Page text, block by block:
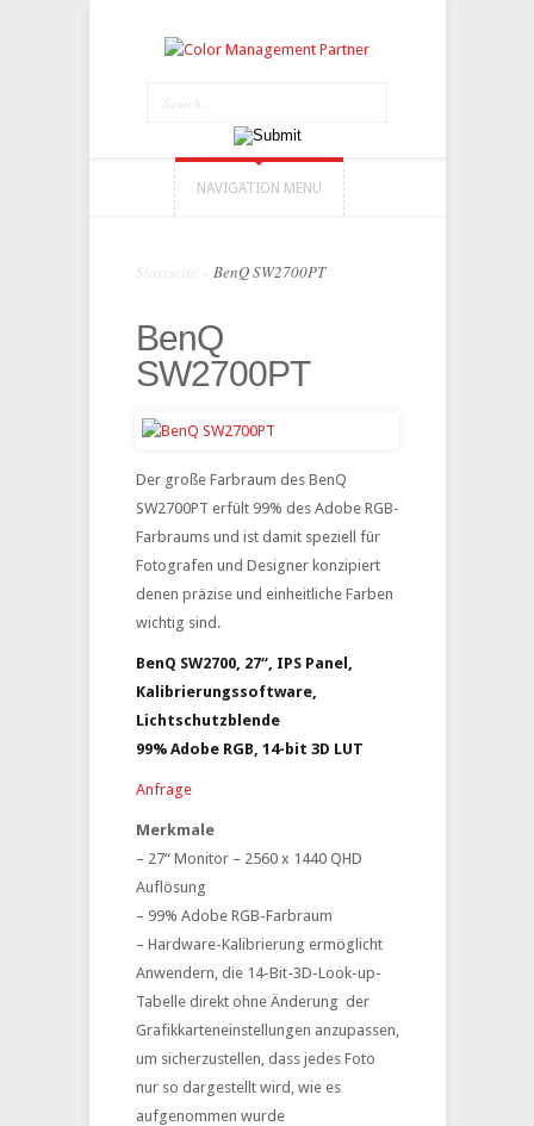
NAVIGATION MENU
Startseite BenQ SW2700PT
BenQ
SW2700PT
Der große Farbraum des BenQ
SW2700PT erfült 99% des Adobe RGB-
Farbraums und ist damit speziell für
Fotografen und Designer konzipiert
denen präzise und einheitliche Farben
wichtig sind.
BenQ SW2700, 27“, IPS Panel,
Kalibrierungssoftware,
Lichtschutzblende
99% Adobe RGB, 14-bit 3D LUT
Anfrage
Merkmale
– 27“ Monitor – 2560 x 1440 QHD
Auflösung
– 99% Adobe RGB-Farbraum
– Hardware-Kalibrierung ermöglicht
Anwendern, die 14-Bit-3D-Look-up-
Tabelle direkt ohne Änderung der
Grafikkarteneinstellungen anzupassen,
um sicherzustellen, dass jedes Foto
nur so dargestellt wird, wie es
aufgenommen wurde